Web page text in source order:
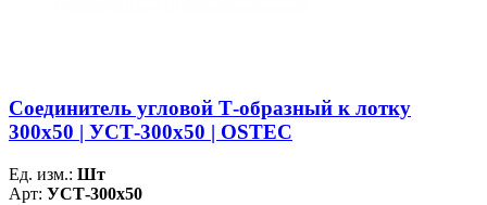
Соединитель угловой Т-образный к лотку
300х50 | УСТ-300х50 | OSTEC
Ед. изм.: Шт
Арт: УСТ-300х50